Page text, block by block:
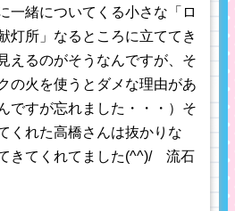
一緒についてくる小さな「ロ
灯所」なるところに立ててき
えるのがそうなんですが、そ
の火を使うとダメな理由があ
ですが忘れました・・・）そ
くれた高橋さんは抜かりな
きてくれてました(^^)/ 流石